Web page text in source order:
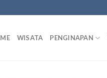
WISATA PENGINAPAN